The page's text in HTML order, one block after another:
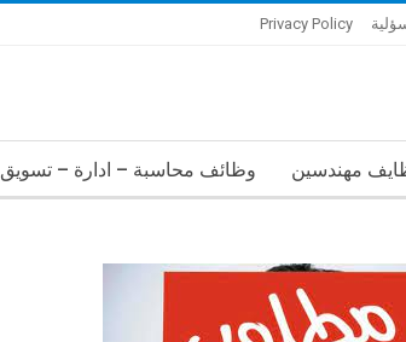
Privacy Policy
مهندسين وظائف محاسبة – ادارة – تسويق